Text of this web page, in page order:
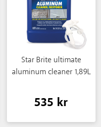
Star Brite ultimate
aluminum cleaner 1,89L
535 kr